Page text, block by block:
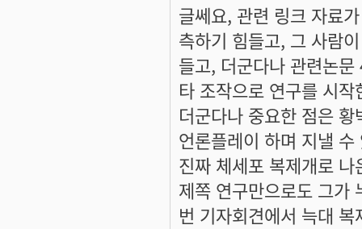
글쎄요, 관련 링크 자료
측하기 힘들고, 그 사람
들고, 더군다나 관련논
타 조작으로 연구를 시
더군다나 중요한 점은
언론플레이 하며 지낼
진짜 체세포 복제개로
제쪽 연구만으로도 그가
번 기자회견에서 늑대